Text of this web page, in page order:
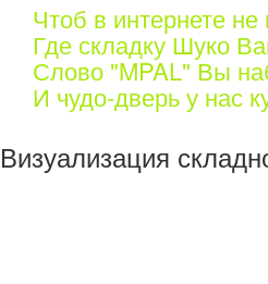
Чтоб в интернете не
Где складку Шуко
Слово "MPAL" Вы
И чудо-дверь у нас
Визуализация